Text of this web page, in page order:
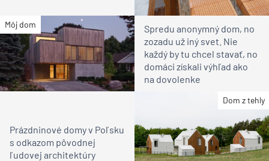
Môj dom
Spredu anonymný dom, no
zozadu už iný svet. Nie
každý by tu chcel stavať, no
domáci získali výhľad ako
na dovolenke
Dom z tehly
Prázdninové domy v Poľsku
s odkazom pôvodnej
ľudovej architektúry